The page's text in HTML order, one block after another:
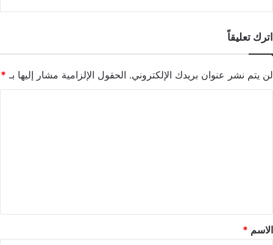
اترك تعليقاً
لن يتم نشر عنوان بريدك الإلكتروني. الحقول الإلزامية مشار إليها بـ *
*
الاسم *